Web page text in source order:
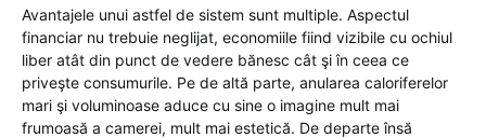
Avantajele unui astfel de sistem sunt multiple. Aspectul
financiar nu trebuie neglijat, economiile fiind vizibile cu ochiul
liber atât din punct de vedere bănesc cât şi în ceea ce
priveşte consumurile. Pe de altă parte, anularea caloriferelor
mari şi voluminoase aduce cu sine o imagine mult mai
frumoasă a camerei, mult mai estetică. De departe însă